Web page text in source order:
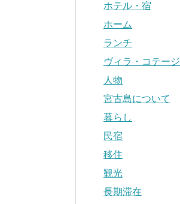
ホテル・宿
ホーム
ランチ
ヴィラ・コテージ
人物
宮古島について
暮らし
民宿
移住
観光
長期滞在